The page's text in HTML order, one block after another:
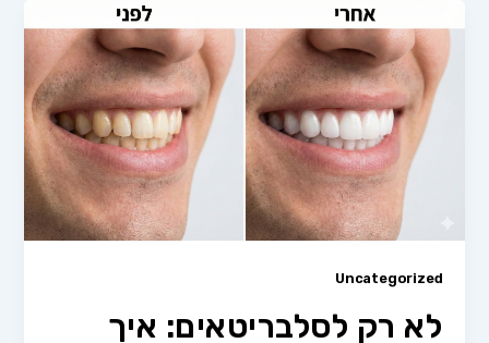
Uncategorized
לא רק לסלבריטאים: איך